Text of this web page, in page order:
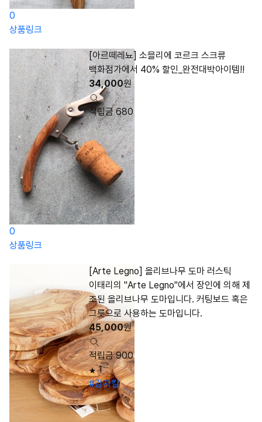
0
상품링크
0
[아르떼레뇨] 소믈리에 코르크 스크류
백화점가에서 40% 할인_완전대박아이템!!
34,000원
적립금 680
상품링크
[Arte Legno] 올리브나무 도마 러스틱
이태리의 "Arte Legno"에서 장인에 의해 제
조된 올리브나무 도마입니다. 커팅보드 혹은
그릇으로 사용하는 도마입니다.
45,000원
적립금 900
1
#감자칼